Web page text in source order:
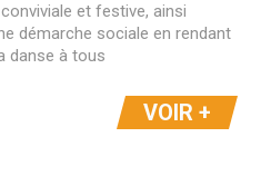
et festive, ainsi
démarche sociale en rendant
danse à tous
VOIR +